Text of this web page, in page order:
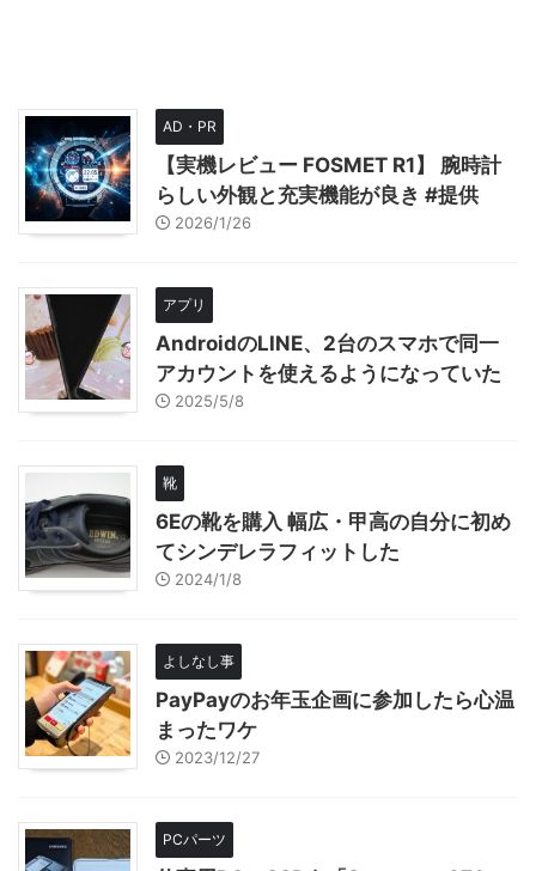
AD・PR
【実機レビュー FOSMET R1】 腕時計
らしい外観と充実機能が良き #提供
2026/1/26
アプリ
AndroidのLINE、2台のスマホで同一
アカウントを使えるようになっていた
2025/5/8
靴
6Eの靴を購入 幅広・甲高の自分に初め
てシンデレラフィットした
2024/1/8
よしなし事
PayPayのお年玉企画に参加したら心温
まったワケ
2023/12/27
PCパーツ